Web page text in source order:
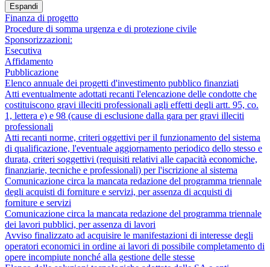
Espandi
Finanza di progetto
Procedure di somma urgenza e di protezione civile
Sponsorizzazioni:
Esecutiva
Affidamento
Pubblicazione
Elenco annuale dei progetti d'investimento pubblico finanziati
Atti eventualmente adottati recanti l'elencazione delle condotte che
costituiscono gravi illeciti professionali agli effetti degli artt. 95, co.
1, lettera e) e 98 (cause di esclusione dalla gara per gravi illeciti
professionali
Atti recanti norme, criteri oggettivi per il funzionamento del sistema
di qualificazione, l'eventuale aggiornamento periodico dello stesso e
durata, criteri soggettivi (requisiti relativi alle capacità economiche,
finanziarie, tecniche e professionali) per l'iscrizione al sistema
Comunicazione circa la mancata redazione del programma triennale
degli acquisti di forniture e servizi, per assenza di acquisti di
forniture e servizi
Comunicazione circa la mancata redazione del programma triennale
dei lavori pubblici, per assenza di lavori
Avviso finalizzato ad acquisire le manifestazioni di interesse degli
operatori economici in ordine ai lavori di possibile completamento di
opere incompiute nonché alla gestione delle stesse